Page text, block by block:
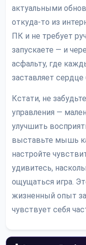
актуальными
откуда-то из
ПК и не требует
запускаете — и
асфальту, где
заставляет сердце
Кстати, не
управления —
улучшить
выставьте мышь
настройте
удивитесь,
ощущаться игра.
жизненный опыт
чувствует себя